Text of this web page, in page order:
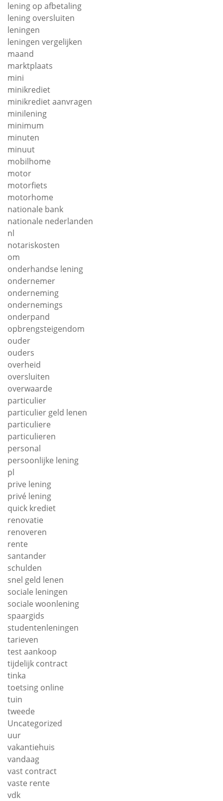
lening op afbetaling
lening oversluiten
leningen
leningen vergelijken
maand
marktplaats
mini
minikrediet
minikrediet aanvragen
minilening
minimum
minuten
minuut
mobilhome
motor
motorfiets
motorhome
nationale bank
nationale nederlanden
nl
notariskosten
om
onderhandse lening
ondernemer
onderneming
ondernemings
onderpand
opbrengsteigendom
ouder
ouders
overheid
oversluiten
overwaarde
particulier
particulier geld lenen
particuliere
particulieren
personal
persoonlijke lening
pl
prive lening
privé lening
quick krediet
renovatie
renoveren
rente
santander
schulden
snel geld lenen
sociale leningen
sociale woonlening
spaargids
studentenleningen
tarieven
test aankoop
tijdelijk contract
tinka
toetsing online
tuin
tweede
Uncategorized
uur
vakantiehuis
vandaag
vast contract
vaste rente
vdk